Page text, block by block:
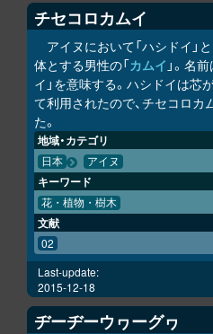
チセコロカムイ
アイヌにおいて「ハシドイ」
体とする男性の「カムイ 」。名
イ」を意味する。ハシドイは芯
て利用されたので、チセコ ロカ
た。
地域・カテゴリ
日本 アイヌ
キーワード
花・植物・樹木
文献
02
Last-update:
2015-12-18
ヂーヂーウヮーグヮ